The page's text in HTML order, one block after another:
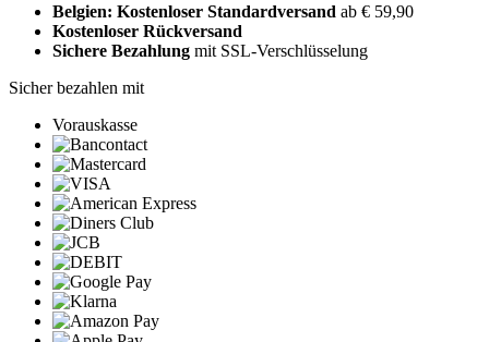
Belgien: Kostenloser Standardversand ab € 59,90
Kostenloser Rückversand
Sichere Bezahlung mit SSL-Verschlüsselung
Sicher bezahlen mit
Vorauskasse